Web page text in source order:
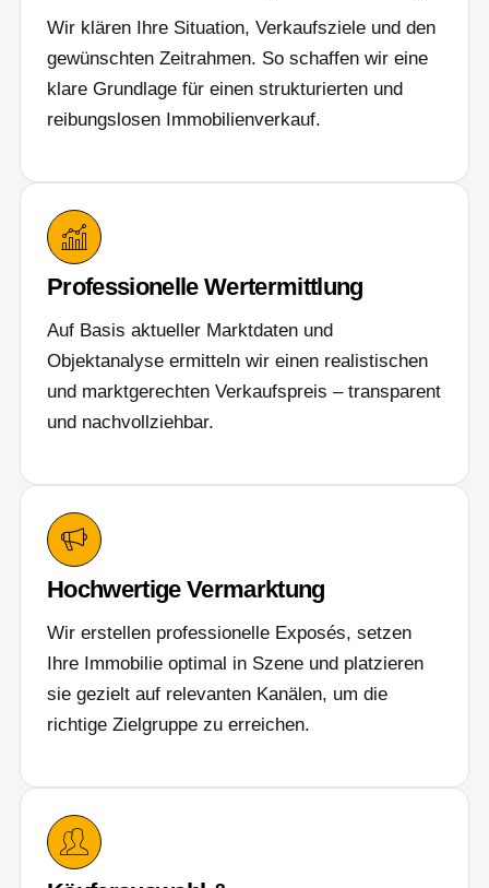
Wir klären Ihre Situation, Verkaufsziele und den
gewünschten Zeitrahmen. So schaffen wir eine
klare Grundlage für einen strukturierten und
reibungslosen Immobilienverkauf.
Professionelle Wertermittlung
Auf Basis aktueller Marktdaten und
Objektanalyse ermitteln wir einen realistischen
und marktgerechten Verkaufspreis – transparent
und nachvollziehbar.
Hochwertige Vermarktung
Wir erstellen professionelle Exposés, setzen
Ihre Immobilie optimal in Szene und platzieren
sie gezielt auf relevanten Kanälen, um die
richtige Zielgruppe zu erreichen.